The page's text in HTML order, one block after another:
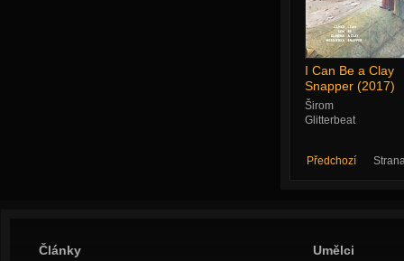
I Can Be a Clay
Snapper (2017)
Širom
Glitterbeat
Předchozí
Články Umělci